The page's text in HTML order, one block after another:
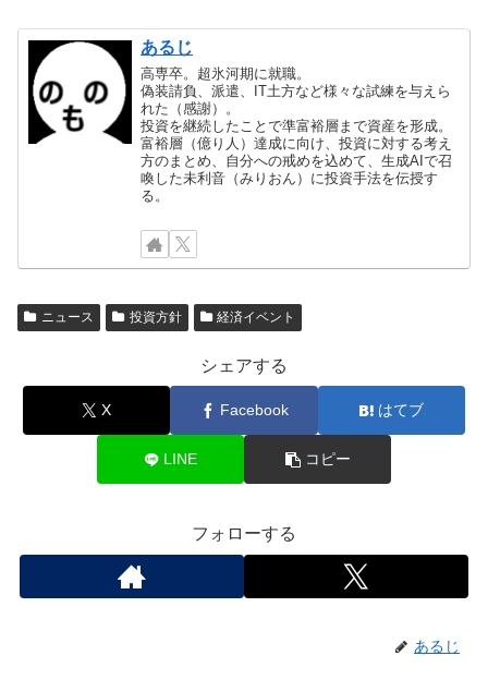
あるじ
高専卒。超氷河期に就職。
偽装請負、派遣、IT土方など様々な試練を与えら
れた（感謝）。
投資を継続したことで準富裕層まで資産を形成。
富裕層（億り人）達成に向け、投資に対する考え
方のまとめ、自分への戒めを込めて、生成AIで召
喚した未利音（みりおん）に投資手法を伝授す
る。
ニュース 投資方針 経済イベント
シェアする
X Facebook はてブ
LINE コピー
フォローする
あるじ